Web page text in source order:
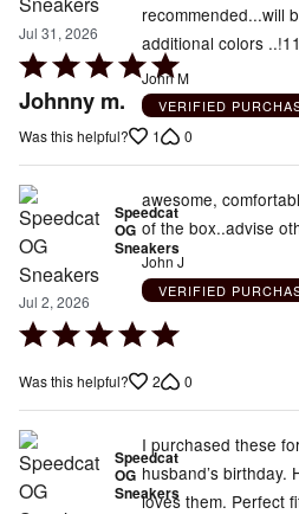
Jul 31, 2026
Rated
5
of
Johnny m.
recommended...will
additional colors ..!11
John M
VERIFIED
Was this helpful? 1 0
Speedcat
OG
Sneakers
Jul 2, 2026
Rated
out
of
5
awesome,
of the box..advise
John J
VERIFIED
Was this helpful? 2 0
Speedcat
OG
Sneakers
I purchased these
husband’s birthday.
loves them. Perfect